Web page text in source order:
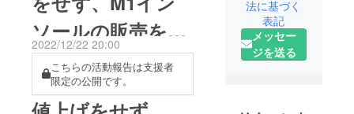
のため、Sサイズは在庫切れ
5ヶ月間、Mサイズも在庫切
れになっておりました。そ
のため、本商品を必要して
ソールの販売を続
けられるよう、新
商品開発のアン
2022/12/22 20:00
こちらの活動報告は支援者
限定の公開です。
なたの幸せ
を創作す
る」という
法に基づく
表記
メッセー
ジを送る